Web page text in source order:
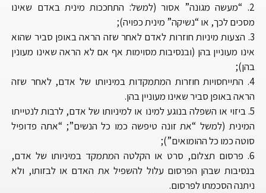
2. “מעשה מגונה” אסור (למשל: התחככות מינית באדם שאינו
מסכים לכך, או “נשיקה” מינית כפויה);
3. הצעות מיניות חוזרות לאדם לאחר שזה הראה באופן סביר שהוא
אינו מעוניין בהן (ובנסיבות מסוימות אף אם לא הראה שאינו מעונין
בהן);
4. התייחסויות חוזרות המתמקדות במיניותו של אדם, לאחר שזה
הראה באופן סביר שאינו מעוניין בהן.
5. ביזוי או השפלה בנוגע למינו או למיניותו של אדם, לרבות לנטייתו
המינית (למשל “את זונה טיפשה כמו כל הנשים”; “אתה פדופיל
סוטה כמו כל ההומואים”);
6. פרסום תצלום, סרט או הקלטה המתמקד במיניותו של אדם,
בנסיבות שבהן הפרסום עלול להשפיל את האדם או לבזותו, ולא
ניתנה הסכמתו לפרסום.